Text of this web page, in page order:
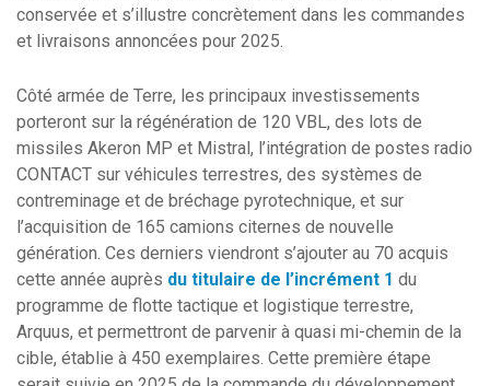
conservée et s’illustre concrètement dans les commandes
et livraisons annoncées pour 2025.
Côté armée de Terre, les principaux investissements
porteront sur la régénération de 120 VBL, des lots de
missiles Akeron MP et Mistral, l’intégration de postes radio
CONTACT sur véhicules terrestres, des systèmes de
contreminage et de bréchage pyrotechnique, et sur
l’acquisition de 165 camions citernes de nouvelle
génération. Ces derniers viendront s’ajouter au 70 acquis
cette année auprès du titulaire de l’incrément 1 du
programme de flotte tactique et logistique terrestre,
Arquus, et permettront de parvenir à quasi mi-chemin de la
cible, établie à 450 exemplaires. Cette première étape